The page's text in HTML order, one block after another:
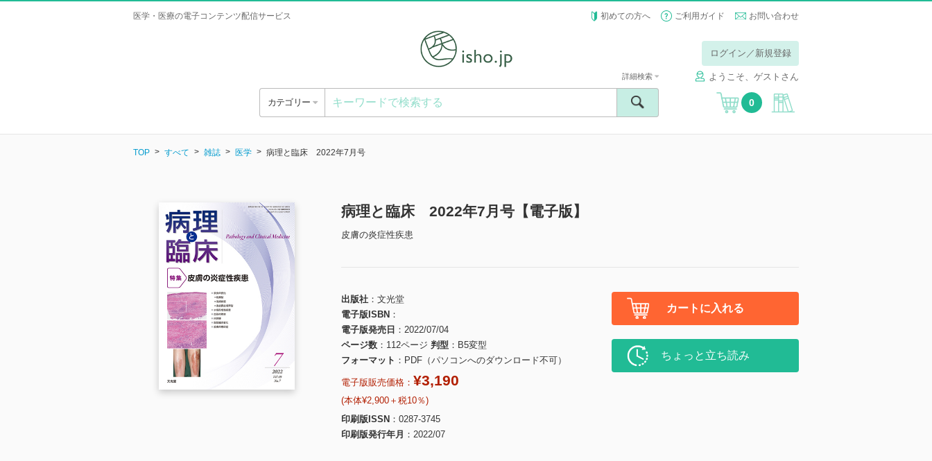
医学・医療の電子コンテンツ配信サービス 初めての方へ ご利用ガイド お問い合わせ
ログイン／新規登録
ようこそ、ゲストさん
カテゴリー
詳細検索
0
TOP すべて 雑誌 医学 病理と臨床 2022年7月号
病理と臨床 2022年7月号【電子版】
皮膚の炎症性疾患
出版社
文光堂
電子版ISBN
電子版発売日
2022/07/04
ページ数
112ページ 判型
B5変型
フォーマット
PDF（パソコンへのダウンロード不可）
電子版販売価格： ¥3,190
(本体¥2,900＋税10％)
印刷版ISSN
0287-3745
印刷版発行年月
2022/07
カートに入れる
ちょっと立ち読み